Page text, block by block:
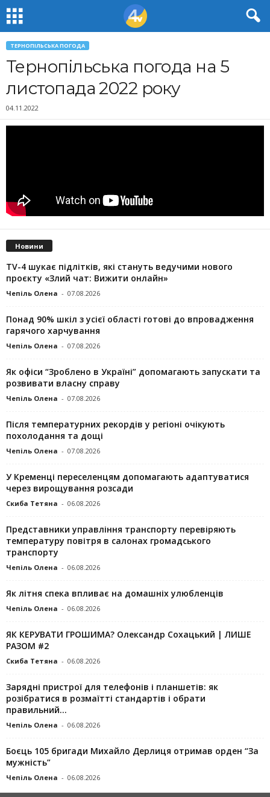
ТЕРНОПІЛЬСЬКА ПОГОДА
Тернопільська погода на 5
листопада 2022 року
04.11.2022
Новини
TV-4 шукає підлітків, які стануть ведучими нового
проєкту «Злий чат: Вижити онлайн»
Чепіль Олена - 07.08.2026
Понад 90% шкіл з усієї області готові до впровадження
гарячого харчування
Чепіль Олена - 07.08.2026
Як офіси “Зроблено в Україні” допомагають запускaти та
розвивати власну справу
Чепіль Олена - 07.08.2026
Після температурних рекордів у регіоні очікують
похолодання та дощі
Чепіль Олена - 07.08.2026
У Кременці переселенцям допомагають адаптуватися
через вирощування розсади
Скиба Тетяна - 06.08.2026
Представники управління транспорту перевіряють
температуру повітря в салонах громадського
транспорту
Чепіль Олена - 06.08.2026
Як літня спека впливає на домашніх улюбленців
Чепіль Олена - 06.08.2026
ЯК КЕРУВАТИ ГРОШИМА? Олександр Сохацький | ЛИШЕ
РАЗОМ #2
Скиба Тетяна - 06.08.2026
Зарядні пристрої для телефонів і планшетів: як
розібратися в розмаїтті стандартів і обрати
правильний...
Чепіль Олена - 06.08.2026
Боєць 105 бригади Михайло Дерлиця отримав орден “За
мужність”
Чепіль Олена - 06.08.2026